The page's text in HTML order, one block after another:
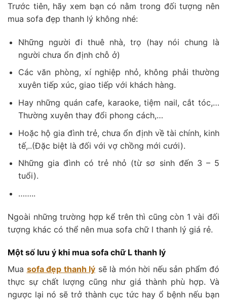
Trước tiên, hãy xem bạn có nằm trong đối tượng nên
mua sofa đẹp thanh lý không nhé:
Những người đi thuê nhà, trọ (hay nói chung là
người chưa ổn định chỗ ở)
Các văn phòng, xí nghiệp nhỏ, không phải thường
xuyên tiếp xúc, giao tiếp với khách hàng.
Hay những quán cafe, karaoke, tiệm nail, cắt tóc,…
Thường xuyên thay đổi phong cách,…
Hoặc hộ gia đình trẻ, chưa ổn định về tài chính, kinh
tế,..(Đặc biệt là đối với vợ chồng mới cưới).
Những gia đình có trẻ nhỏ (từ sơ sinh đến 3 – 5
tuổi).
……..
Ngoài những trường hợp kể trên thì cũng còn 1 vài đối
tượng khác có thể nên mua sofa chữ l thanh lý giá rẻ.
Một số lưu ý khi mua sofa chữ L thanh lý
Mua sofa đẹp thanh lý sẽ là món hời nếu sản phẩm đó
thực sự chất lượng cũng như giá thành phù hợp. Và
ngược lại nó sẽ trở thành cục tức hay ổ bệnh nếu bạn